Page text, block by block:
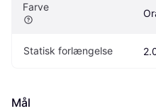
Farve
Statisk forlængelse
Mål